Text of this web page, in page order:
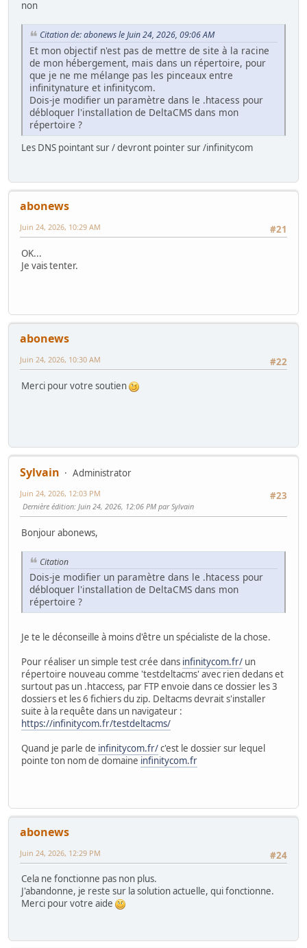
non
Citation de: abonews le Juin 24, 2026, 09:06 AM
Et mon objectif n'est pas de mettre de site à la racine
de mon hébergement, mais dans un répertoire, pour
que je ne me mélange pas les pinceaux entre
infinitynature et infinitycom.
Dois-je modifier un paramètre dans le .htacess pour
débloquer l'installation de DeltaCMS dans mon
répertoire ?
Les DNS pointant sur / devront pointer sur /infinitycom
abonews
#21
Juin 24, 2026, 10:29 AM
OK...
Je vais tenter.
abonews
#22
Juin 24, 2026, 10:30 AM
Merci pour votre soutien
Sylvain
Administrator
#23
Juin 24, 2026, 12:03 PM
Dernière édition: Juin 24, 2026, 12:06 PM par Sylvain
Bonjour abonews,
Citation
Dois-je modifier un paramètre dans le .htacess pour
débloquer l'installation de DeltaCMS dans mon
répertoire ?
Je te le déconseille à moins d'être un spécialiste de la chose.
Pour réaliser un simple test crée dans infinitycom.fr/ un
répertoire nouveau comme 'testdeltacms' avec rien dedans et
surtout pas un .htaccess, par FTP envoie dans ce dossier les 3
dossiers et les 6 fichiers du zip. Deltacms devrait s'installer
suite à la requête dans un navigateur :
https://infinitycom.fr/testdeltacms/
Quand je parle de infinitycom.fr/c'est le dossier sur lequel
pointe ton nom de domaine infinitycom.fr
abonews
#24
Juin 24, 2026, 12:29 PM
Cela ne fonctionne pas non plus.
J'abandonne, je reste sur la solution actuelle, qui fonctionne.
Merci pour votre aide